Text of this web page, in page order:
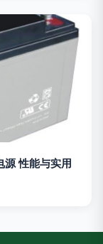
性能与实用